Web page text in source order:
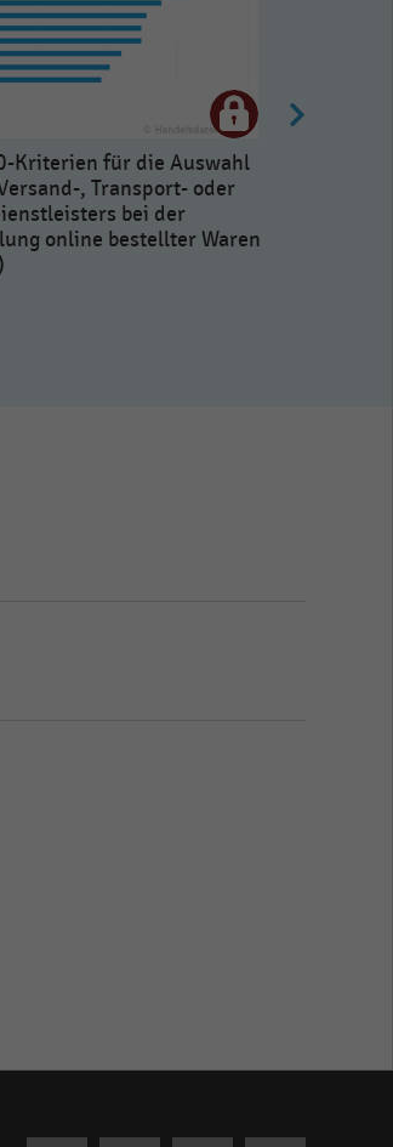
Kriterien für die Auswahl
, Transport- oder
bei der
online bestellter Waren